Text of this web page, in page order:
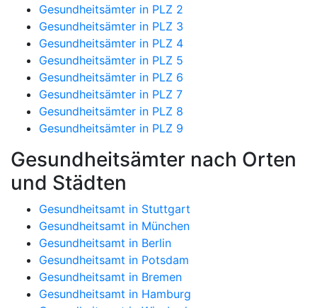
Gesundheitsämter in PLZ 2
Gesundheitsämter in PLZ 3
Gesundheitsämter in PLZ 4
Gesundheitsämter in PLZ 5
Gesundheitsämter in PLZ 6
Gesundheitsämter in PLZ 7
Gesundheitsämter in PLZ 8
Gesundheitsämter in PLZ 9
Gesundheitsämter nach Orten
und Städten
Gesundheitsamt in Stuttgart
Gesundheitsamt in München
Gesundheitsamt in Berlin
Gesundheitsamt in Potsdam
Gesundheitsamt in Bremen
Gesundheitsamt in Hamburg